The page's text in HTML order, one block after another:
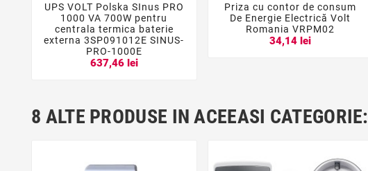
  
UPS VOLT Polska SInus PRO
1000 VA 700W pentru
centrala termica baterie
externa 3SP091012E SINUS-
PRO-1000E
637,46 lei
  
Priza cu contor de consum
De Energie Electrică Volt
Romania VRPM02
34,14 lei
8 ALTE PRODUSE IN ACEEASI CATEGORIE: